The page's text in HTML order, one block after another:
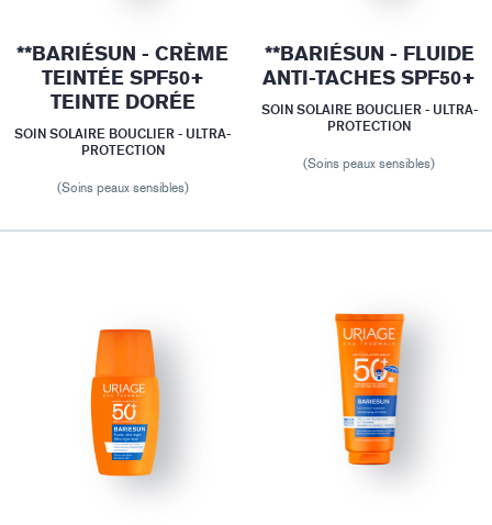
**BARIÉSUN - CRÈME
TEINTÉE SPF50+
TEINTE DORÉE
SOIN SOLAIRE BOUCLIER - ULTRA-
PROTECTION
(Soins peaux sensibles)
**BARIÉSUN - FLUIDE
ANTI-TACHES SPF50+
SOIN SOLAIRE BOUCLIER - ULTRA-
PROTECTION
(Soins peaux sensibles)